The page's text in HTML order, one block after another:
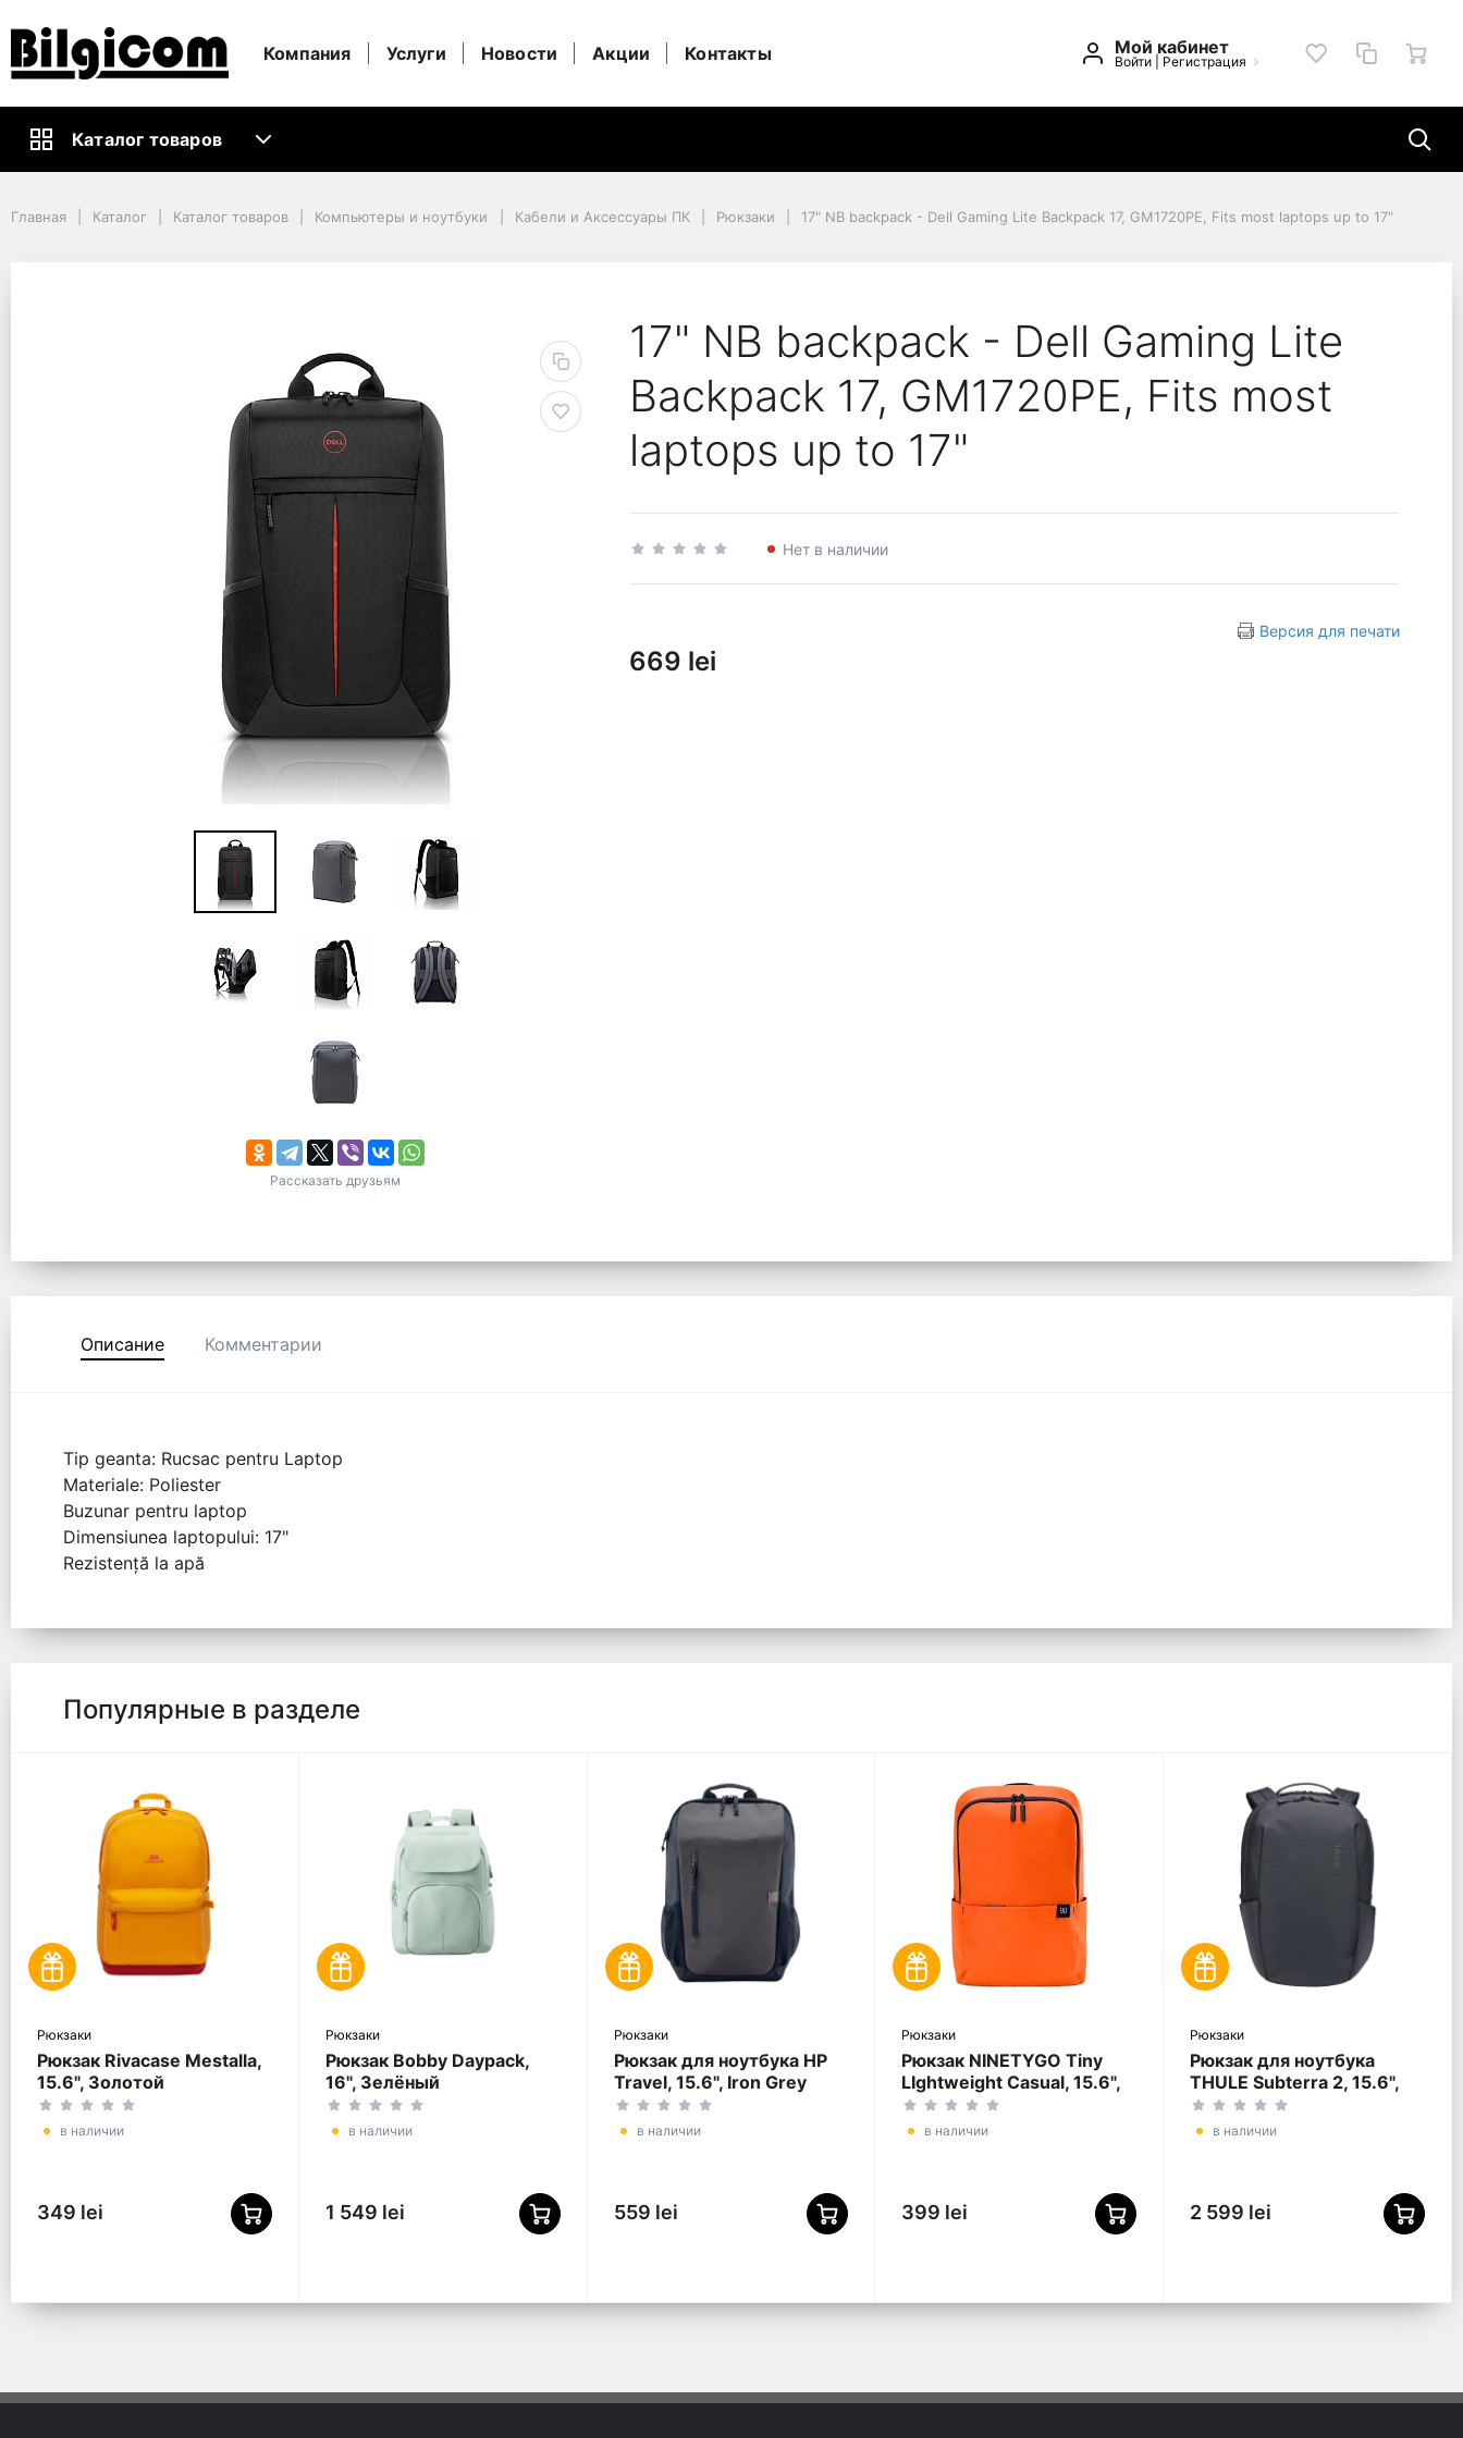
Мой кабинет
Войти| Регистрация
Компания Услуги Новости Акции Контакты
Каталог товаров
Главная
Компьютеры и ноутбуки
Кабели и Аксессуары ПК
Главная Каталог Каталог товаров Компьютеры и ноутбуки Кабели и Аксессуары ПК Рюкзаки 17" NB backpack - Dell Gaming Lite Backpack 17, GM1720PE, Fits most laptops up to 17"
Рассказать друзьям
17" NB backpack - Dell Gaming Lite
Backpack 17, GM1720PE, Fits most
laptops up to 17"
Нет в наличии
Версия для печати
669 lei
Описание Комментарии
Tip geanta: Rucsac pentru Laptop
Materiale: Poliester
Buzunar pentru laptop
Dimensiunea laptopului: 17"
Rezistență la apă
Популярные в разделе
Рюкзаки
Рюкзак Rivacase Mestalla,
15.6", Золотой
в наличии
349 lei
Рюкзаки
Рюкзак Bobby Daypack,
16", Зелёный
в наличии
1 549 lei
Рюкзаки
Рюкзак для ноутбука HP
Travel, 15.6", Iron Grey
в наличии
559 lei
Рюкзаки
Рюкзак NINETYGO Tiny
LIghtweight Casual, 15.6",
Полиэстер 600D,
Оранжевый
в наличии
399 lei
Рюкзаки
Рюкзак для ноутбука
THULE Subterra 2, 15.6",
Dark Slate
в наличии
2 599 lei